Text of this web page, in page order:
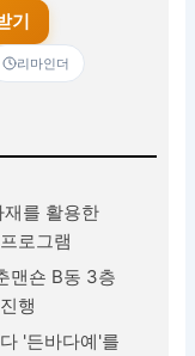
기
리마인더
를 활용한
로그램
맨숀 B동 3층
행
'든바다예'를